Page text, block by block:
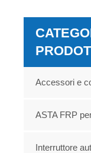
Accessori e
ASTA FRP
Interruttore